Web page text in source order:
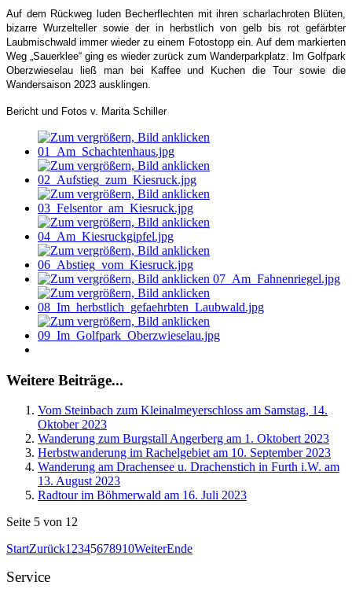
Auf dem Rückweg luden Becherflechten mit ihren scharlachroten Blüten,
bizarre Wurzelteller sowie der in herbstlich von gelb bis rot gefärbter
Laubmischwald immer wieder zu einem Fotostopp ein. Auf dem markierten
Weg „Sauerklee“ ging es wieder zurück zum Wanderparkplatz. Im Golfpark
Oberzwieselau ließ man bei Kaffee und Kuchen die Tour sowie die
Wandersaison 2023 ausklingen.
Bericht und Fotos v. Marita Schiller
Weitere Beiträge...
Vom Steinbach zum Kleinalmeyerschloss am Samstag, 14.
Oktober 2023
Wanderung zum Burgstall Angerberg am 1. Oktobert 2023
Herbstwanderung im Rachelgebiet am 10. September 2023
Wanderung am Drachensee u. Drachenstich in Furth i.W. am
13. August 2023
Radtour im Böhmerwald am 16. Juli 2023
Seite 5 von 12
StartZurück1 2345678910WeiterEnde
Service